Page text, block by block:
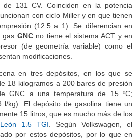
de 131 CV. Coinciden en la potencia
con ciclo Miller y en que tienen
(12:5 a 1). Se diferencian en
gas GNCno tiene el sistema ACT y en
(de geometría variable) como el
modificaciones.
en tres depósitos, en los que se
18 kilogramos a 200 bares de presión
GNC a una temperatura de 15 ºC;
l/kg). El depósito de gasolina tiene un
15 litros, que es mucho más de los
1.5 TGI . Según Volkswagen, el
por estos depósitos, por lo que en